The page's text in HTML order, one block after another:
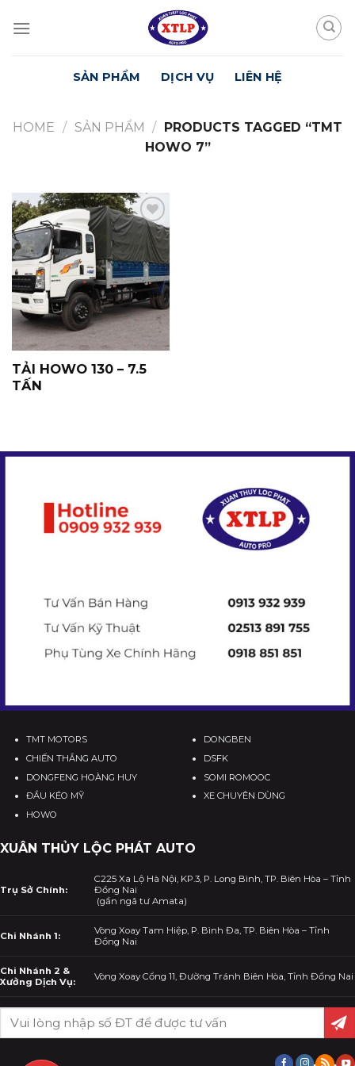
SẢN PHẨM DỊCH VỤ LIÊN HỆ
HOME / SẢN PHẨM / PRODUCTS TAGGED “TMT
HOWO 7”
Yêu
Thích
TẢI HOWO 130 – 7.5
TẤN
TMT MOTORS
CHIẾN THẮNG AUTO
DONGFENG HOÀNG HUY
ĐẦU KÉO MỸ
HOWO
DONGBEN
DSFK
SOMI ROMOOC
XE CHUYÊN DÙNG
XUÂN THỦY LỘC PHÁT AUTO
Trụ Sở Chính:
C225 Xa Lộ Hà Nội, KP.3, P. Long Bình, TP. Biên Hòa – Tỉnh
Đồng Nai
(gần ngã tư Amata)
Chi Nhánh 1:
Vòng Xoay Tam Hiệp, P. Bình Đa, TP. Biên Hòa – Tỉnh
Đồng Nai
Chi Nhánh 2 &
Xưởng Dịch Vụ:
Vòng Xoay Cổng 11, Đường Tránh Biên Hòa, Tỉnh Đồng Nai